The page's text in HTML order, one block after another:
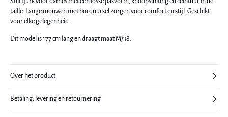
taille. Lange mouwen met borduursel zorgen voor comfort en stijl. Geschikt
voor elke gelegenheid.
Dit model is 177 cm lang en draagt maat M/38.
Over het product
Betaling, levering en retournering